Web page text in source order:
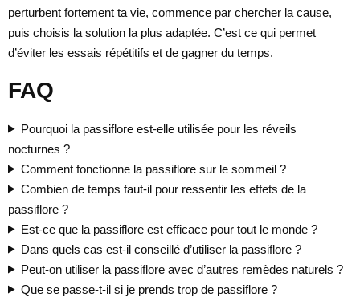
perturbent fortement ta vie, commence par chercher la cause,
puis choisis la solution la plus adaptée. C’est ce qui permet
d’éviter les essais répétitifs et de gagner du temps.
FAQ
Pourquoi la passiflore est-elle utilisée pour les réveils
nocturnes ?
Comment fonctionne la passiflore sur le sommeil ?
Combien de temps faut-il pour ressentir les effets de la
passiflore ?
Est-ce que la passiflore est efficace pour tout le monde ?
Dans quels cas est-il conseillé d’utiliser la passiflore ?
Peut-on utiliser la passiflore avec d’autres remèdes naturels ?
Que se passe-t-il si je prends trop de passiflore ?